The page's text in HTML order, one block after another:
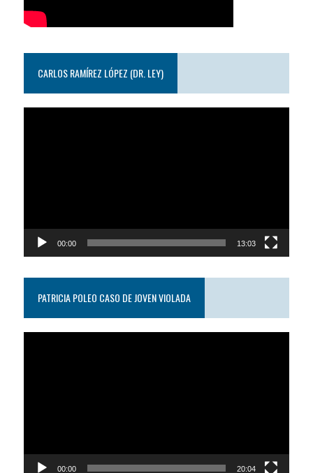
CARLOS RAMÍREZ LÓPEZ (DR. LEY)
00:00 13:03
PATRICIA POLEO CASO DE JOVEN VIOLADA
00:00 20:04